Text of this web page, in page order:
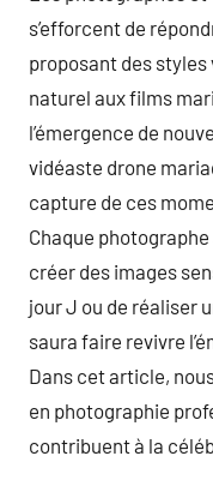
s’efforcent de
proposant des
naturel aux films
l’émergence de
vidéaste drone
capture de ces
Chaque photographe
créer des images
jour J ou de réaliser
saura faire revivre
Dans cet article,
en photographie
contribuent à la